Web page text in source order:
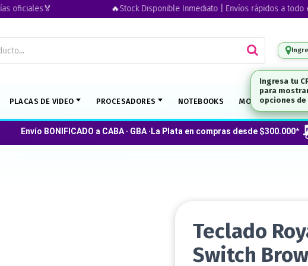
🔥Stock Disponible Inmediato | Envíos rápidos a todo el
PLACAS DE VIDEO PROCESADORES NOTEBOOKS MONITORES
Envío BONIFICADO a CABA · GBA ·La Plata en compras desde $300.000*
Teclado
Switch